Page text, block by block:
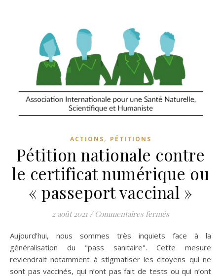
ACTIONS, PÉTITIONS
Pétition nationale contre
le certificat numérique ou
« passeport vaccinal »
2 août 2021 / Commentaires ferméssur Pétition
Aujourd'hui, nous sommes très inquiets face à la
généralisation du "pass sanitaire". Cette mesure
reviendrait notamment à stigmatiser les citoyens qui ne
sont pas vaccinés, qui n’ont pas fait de tests ou qui n’ont